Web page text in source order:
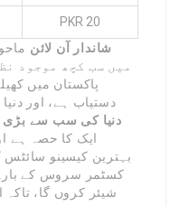
PKR 20
شاندار آن لائن
دستیاب ہے، اور
دنیا کی سب سے بڑی
ایک کا حصہ ہے
بہترین کیسینو
شیئر کروں گا، تاکہ